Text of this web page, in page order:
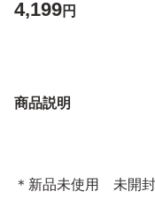
4,199円
商品説明
＊新品未使用 未開封